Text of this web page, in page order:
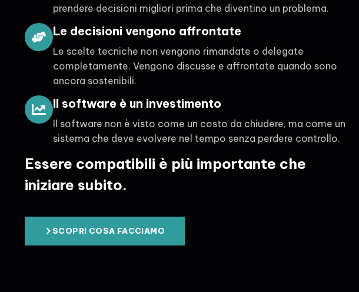
prendere decisioni migliori prima che diventino un problema.
Le decisioni vengono affrontate
Le scelte tecniche non vengono rimandate o delegate
completamente. Vengono discusse e affrontate quando sono
ancora sostenibili.
Il software è un investimento
Il software non è visto come un costo da chiudere, ma come un
sistema che deve evolvere nel tempo senza perdere controllo.
Essere compatibili è più importante che
iniziare subito.
SCOPRI COSA FACCIAMO